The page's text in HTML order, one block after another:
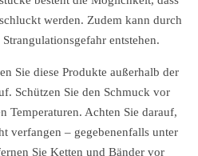
werden. Zudem kann durch
entstehen.
Sie diese Produkte außerhalb der
Schützen Sie den Schmuck vor
Temperaturen. Achten Sie darauf,
verfangen – gegebenenfalls unter
Sie Ketten und Bänder vor